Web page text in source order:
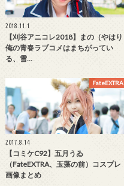
2018.11.1
【刈谷アニコレ2018】まの（やはり
俺の青春ラブコメはまちがってい
る、雪…
FateEXTRA
2017.8.14
【コミケC92】五月うゐ
（FateEXTRA、玉藻の前）コスプレ
画像まとめ